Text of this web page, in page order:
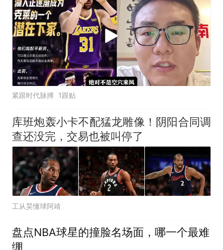
紧跟时代脉搏 1跟贴
库班炮轰小卡不配猛龙雕像！阴阳合同调
查还没完，交易也被叫停了
工从昊懂球阿靖
盘点NBA球星的撞脸名场面，哪一个最难
绷